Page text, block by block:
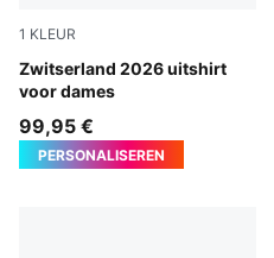
1 KLEUR
Zwitserland 2026 uitshirt
voor dames
Sea Glass-Dark Indigo
99,95 €
PERSONALISEREN